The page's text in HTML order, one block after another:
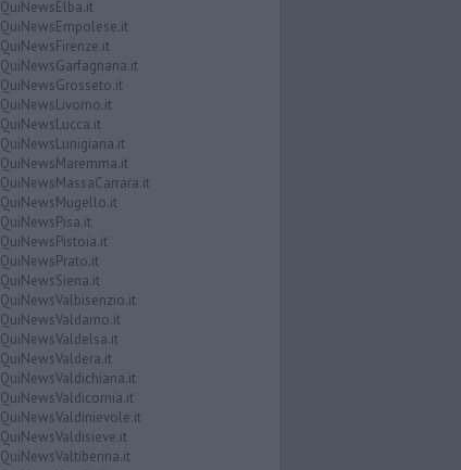
QuiNewsElba.it
QuiNewsEmpolese.it
QuiNewsFirenze.it
QuiNewsGarfagnana.it
QuiNewsGrosseto.it
QuiNewsLivorno.it
QuiNewsLucca.it
QuiNewsLunigiana.it
QuiNewsMaremma.it
QuiNewsMassaCarrara.it
QuiNewsMugello.it
QuiNewsPisa.it
QuiNewsPistoia.it
QuiNewsPrato.it
QuiNewsSiena.it
QuiNewsValbisenzio.it
QuiNewsValdarno.it
QuiNewsValdelsa.it
QuiNewsValdera.it
QuiNewsValdichiana.it
QuiNewsValdicornia.it
QuiNewsValdinievole.it
QuiNewsValdisieve.it
QuiNewsValtiberina.it